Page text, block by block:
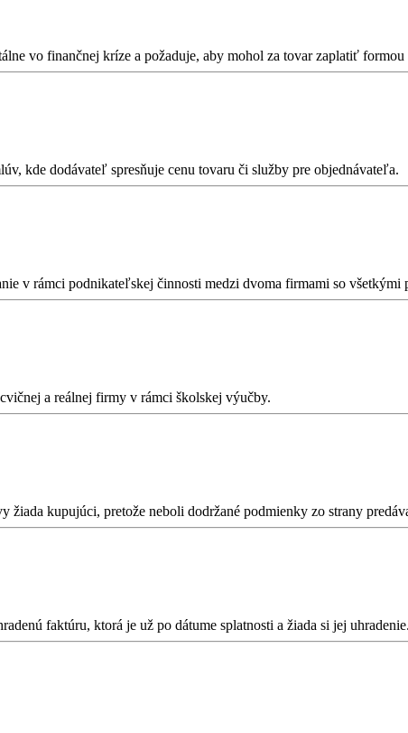
vo finančnej kríze a požaduje, aby mohol za tovar zaplatiť formou
kde dodávateľ spresňuje cenu tovaru či služby pre objednávateľa.
v rámci podnikateľskej činnosti medzi dvoma firmami so všetkými
a reálnej firmy v rámci školskej výučby.
kupujúci, pretože neboli dodržané podmienky zo strany
faktúru, ktorá je už po dátume splatnosti a žiada si jej uhradenie.